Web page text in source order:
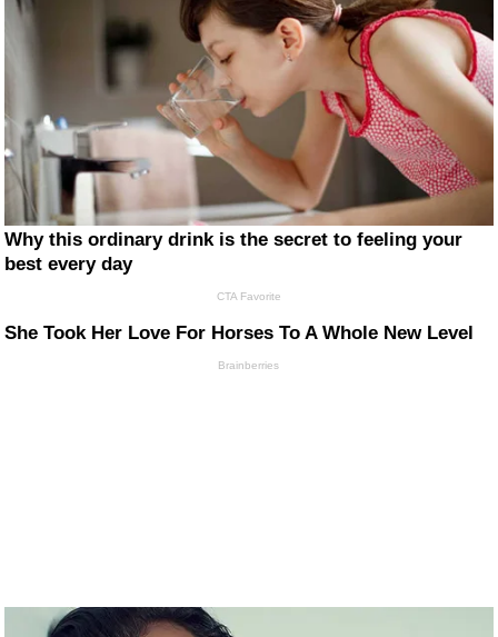
Why this ordinary drink is the secret to feeling your
best every day
CTA Favorite
She Took Her Love For Horses To A Whole New Level
Brainberries